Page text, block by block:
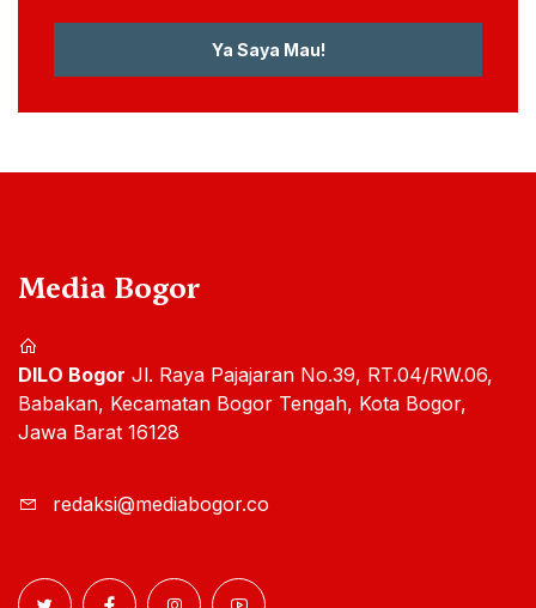
Ya Saya Mau!
Media Bogor
DILO Bogor Jl. Raya Pajajaran No.39, RT.04/RW.06,
Babakan, Kecamatan Bogor Tengah, Kota Bogor,
Jawa Barat 16128
redaksi@mediabogor.co